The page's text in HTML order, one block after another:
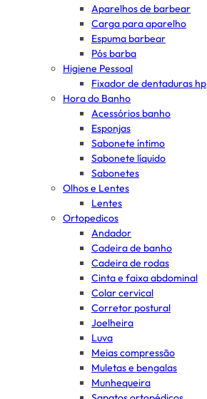
Aparelhos de barbear
Carga para aparelho
Espuma barbear
Pós barba
Higiene Pessoal
Fixador de dentaduras hp
Hora do Banho
Acessórios banho
Esponjas
Sabonete íntimo
Sabonete líquido
Sabonetes
Olhos e Lentes
Lentes
Ortopedicos
Andador
Cadeira de banho
Cadeira de rodas
Cinta e faixa abdominal
Colar cervical
Corretor postural
Joelheira
Luva
Meias compressão
Muletas e bengalas
Munhequeira